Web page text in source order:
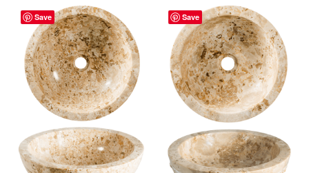
Save
O
preço
original
era:
R$ 2.754,00.
atual
é:
R$ 2.295,00.
Save
O
preço
original
era:
R$ 2.309,00.
atual
é:
R$